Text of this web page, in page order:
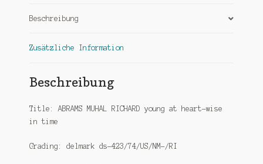
ri
Beschreibung
Zusätzliche Information
Beschreibung
Title: ABRAMS MUHAL RICHARD young at heart-wise
in time
Grading: delmark ds-423/74/US/NM-/RI